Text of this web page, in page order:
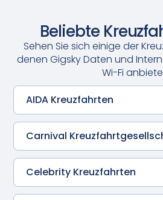
Beliebte
Sehen Sie sich einige der
denen Gigsky Daten und
Wi-Fi
AIDA Kreuzfahrten
Carnival
Celebrity Kreuzfahrten